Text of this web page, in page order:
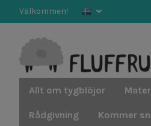
Välkommen!
Allt om tygblöjor
Rådgivning Kommer